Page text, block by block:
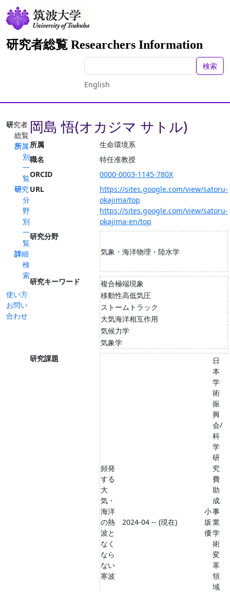
研究者総覧 Researchers Information
検索
English
研究者
総覧
所属
別
一
覧
研究
分
野
別
一
覧
詳細
検
索
使い方
お問い
合わせ
岡島 悟(オカジマ サトル)
所属
生命環境系
職名
特任准教授
ORCID
0000-0003-1145-780X
URL
https://sites.google.com/view/satoru-
okajima/top
https://sites.google.com/view/satoru-
okajima-en/top
研究分野
気象・海洋物理・陸水学
研究キーワード
複合極端現象
移動性高低気圧
ストームトラック
大気海洋相互作用
気候力学
気象学
研究課題
頻発
する
大
気・
海洋
の熱
波と
なく
なら
ない
寒波
2024-04 -- (現在)
小
坂
優
日
本
学
術
振
興
会/
科
学
研
究
費
助
成
事
業
学
術
変
革
領
域